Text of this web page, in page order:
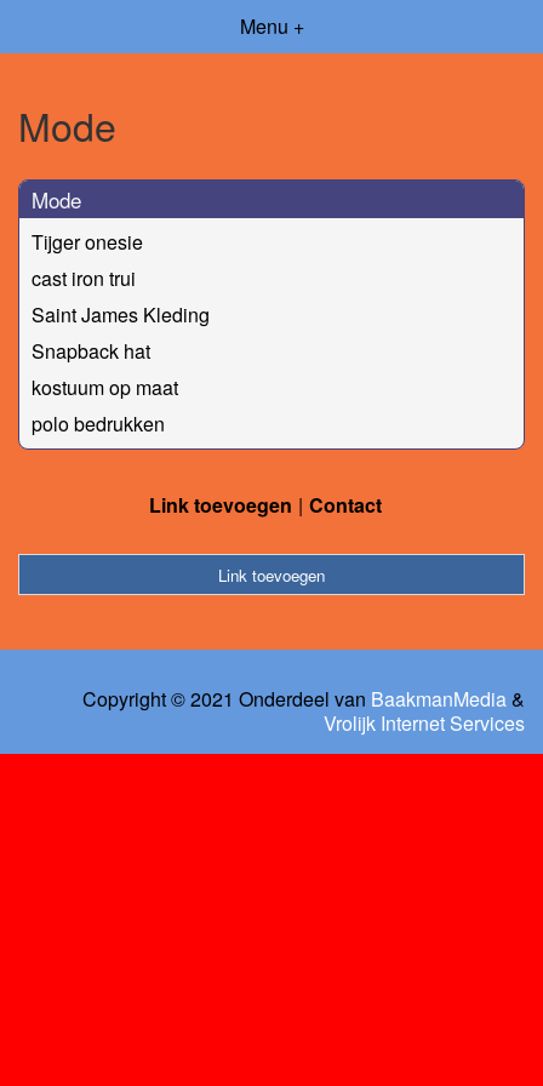
Menu +
Mode
Mode
Tijger onesie
cast iron trui
Saint James Kleding
Snapback hat
kostuum op maat
polo bedrukken
Link toevoegen Contact
Link toevoegen
Copyright © 2021 Onderdeel van BaakmanMedia&
Vrolijk Internet Services